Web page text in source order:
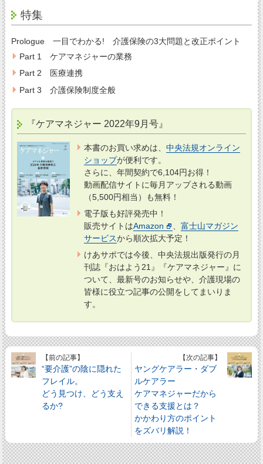
特集
Prologue 一目でわかる! 介護保険の3大問題と改正ポイント
Part 1 ケアマネジャーの業務
Part 2 医療連携
Part 3 介護保険制度全般
『ケアマネジャー 2022年9月号』
本書のお買い求めは、中央法規オンライン
ショップが便利です。
さらに、年間契約で6,104円お得！
動画配信サイトに毎月アップされる動画
（5,500円相当）も無料！
電子版も好評発売中！
販売サイトはAmazon 、富士山マガジン
サービスから順次拡大予定！
けあサポでは今後、中央法規出版発行の月
刊誌『おはよう21』『ケアマネジャー』に
ついて、最新号のお知らせや、介護現場の
皆様に役立つ記事の公開をしてまいりま
す。
【前の記事】
“要介護”の陰に隠れた
フレイル。
どう見つけ、どう支え
るか?
【次の記事】
ヤングケアラー・ダブ
ルケアラー
ケアマネジャーだから
できる支援とは？
かかわり方のポイント
をズバリ解説！